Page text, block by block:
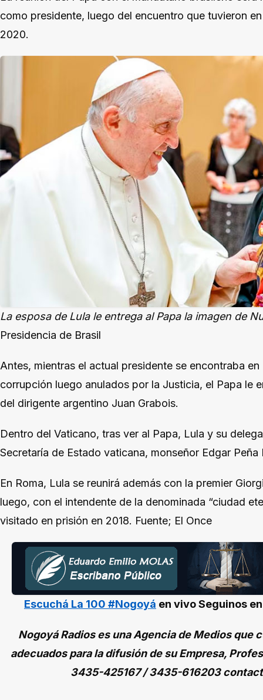
como presidente, luego del encuentro que tuvieron
2020.
La esposa de Lula le entrega al Papa la imagen de
Presidencia de Brasil
Antes, mientras el actual presidente se encontraba
corrupción luego anulados por la Justicia, el Papa le
del dirigente argentino Juan Grabois.
Dentro del Vaticano, tras ver al Papa, Lula y su
Secretaría de Estado vaticana, monseñor Edgar Peña
En Roma, Lula se reunirá además con la premier
luego, con el intendente de la denominada “ciudad
visitado en prisión en 2018. Fuente; El Once
Escuchá La 100 #Nogoyá en vivoSeguinos
Nogoyá Radios es una Agencia de Medios
adecuados para la difusión de su Empresa,
3435-425167 / 3435-616203